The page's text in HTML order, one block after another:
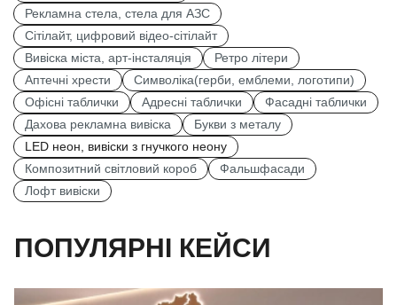
Рекламна стела, стела для АЗС
Сітілайт, цифровий відео-сітілайт
Вивіска міста, арт-інсталяція
Ретро літери
Аптечні хрести
Символіка(герби, емблеми, логотипи)
Офісні таблички
Адресні таблички
Фасадні таблички
Дахова рекламна вивіска
Букви з металу
LED неон, вивіски з гнучкого неону
Композитний світловий короб
Фальшфасади
Лофт вивіски
ПОПУЛЯРНІ КЕЙСИ